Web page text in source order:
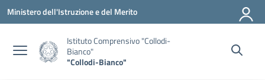
Vai ai contenuti
Vai al menu di navigazione
Vai al footer
Ministero dell'Istruzione e del Merito
Istituto Comprensivo "Collodi-
Bianco"
"Collodi-Bianco"